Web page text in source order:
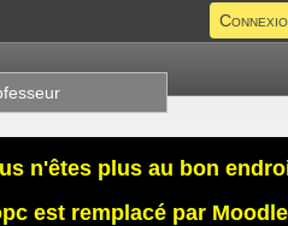
n'êtes plus au bon
est remplacé par